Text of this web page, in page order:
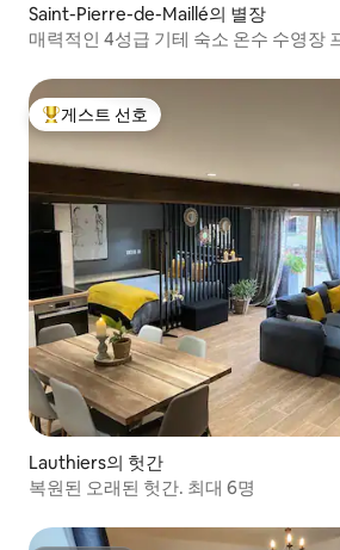
Saint-Pierre-de-Maillé의 별장
매력적인 4성급 기테 숙소
상위 게스트 선호
게스트 선호
Lauthiers의 헛간
복원된 오래된 헛간. 최대 6명